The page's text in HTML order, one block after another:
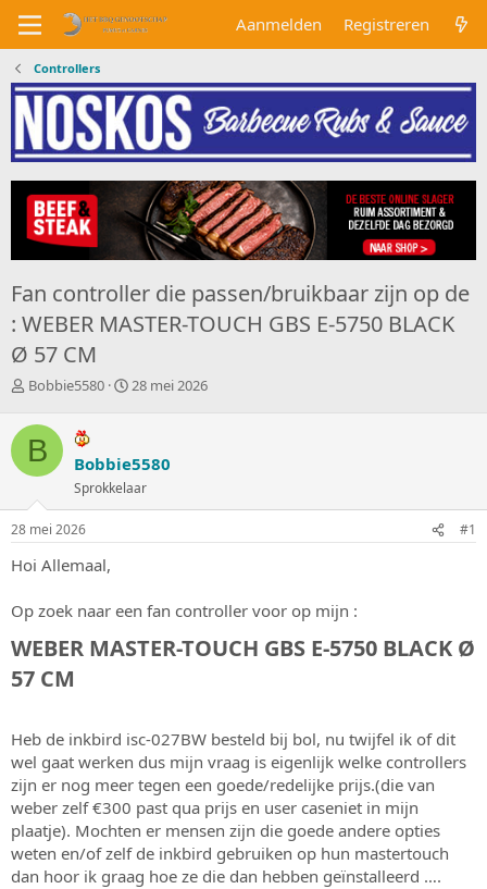
Aanmelden Registreren
Controllers
Fan controller die passen/bruikbaar zijn op de
: WEBER MASTER-TOUCH GBS E-5750 BLACK
Ø 57 CM
O
d
e
r
w
e
p
s
r
t
e
r
Bobbie5580
S
t
d
u
28 mei 2026
B Bobbie5580
Sprokkelaar
28 mei 2026 #1
Hoi Allemaal,
Op zoek naar een fan controller voor op mijn :
WEBER MASTER-TOUCH GBS E-5750 BLACK Ø
57 CM​
Heb de inkbird isc-027BW besteld bij bol, nu twijfel ik of dit
wel gaat werken dus mijn vraag is eigenlijk welke controllers
zijn er nog meer tegen een goede/redelijke prijs.(die van
weber zelf €300 past qua prijs en user caseniet in mijn
plaatje). Mochten er mensen zijn die goede andere opties
weten en/of zelf de inkbird gebruiken op hun mastertouch
dan hoor ik graag hoe ze die dan hebben geïnstalleerd ….